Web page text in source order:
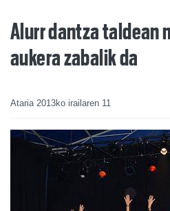
Alurr dantza taldean
aukera zabalik da
Ataria 2013ko irailaren 11